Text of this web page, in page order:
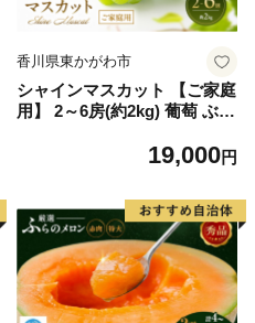
香川県東かがわ市
シャインマスカット 【ご家庭
用】 2～6房(約2kg) 葡萄 ぶど
もの 果実 旬の果物 旬のフル
19,000円